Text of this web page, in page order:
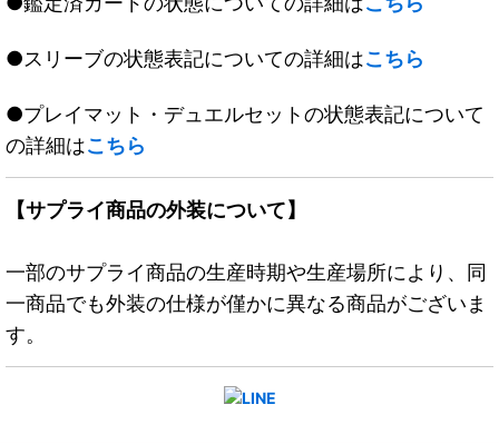
●スリーブの状態表記についての詳細はこちら
●プレイマット・デュエルセットの状態表記について
の詳細はこちら
【サプライ商品の外装について】
一部のサプライ商品の生産時期や生産場所により、同
一商品でも外装の仕様が僅かに異なる商品がございま
す。